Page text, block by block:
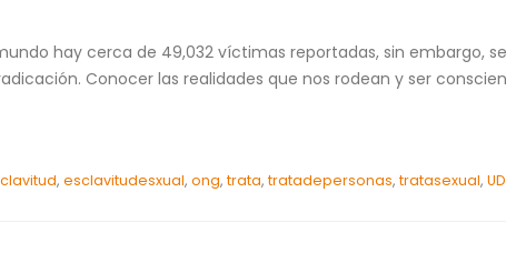
hay cerca de 49,032 víctimas reportadas, sin embargo,
Conocer las realidades que nos rodean y ser
, esclavitudesxual, ong, trata, tratadepersonas, tratasexual,